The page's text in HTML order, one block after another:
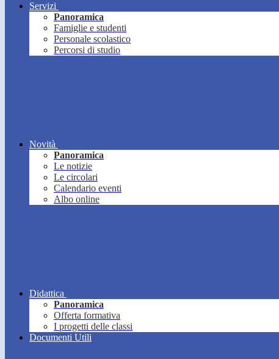
Servizi
Panoramica
Famiglie e studenti
Personale scolastico
Percorsi di studio
Novità
Panoramica
Le notizie
Le circolari
Calendario eventi
Albo online
Didattica
Panoramica
Offerta formativa
I progetti delle classi
Documenti Utili